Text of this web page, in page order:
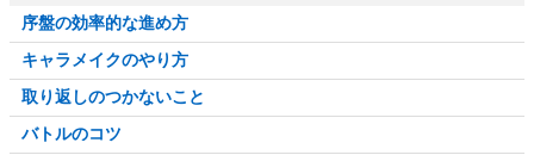
序盤の効率的な進め方
キャラメイクのやり方
取り返しのつかないこと
バトルのコツ